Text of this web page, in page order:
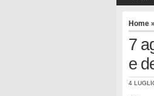
Home »
7
e
4